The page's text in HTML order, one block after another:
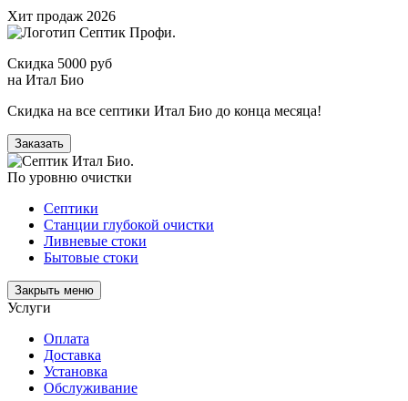
Хит продаж 2026
Скидка 5000 руб
на Итал Био
Скидка на все септики Итал Био до конца месяца!
Заказать
По уровню очистки
Септики
Станции глубокой очистки
Ливневые стоки
Бытовые стоки
Закрыть меню
Услуги
Оплата
Доставка
Установка
Обслуживание